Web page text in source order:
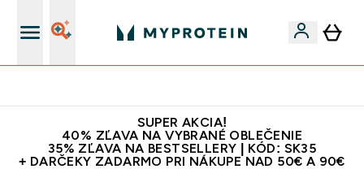
SUPER AKCIA!
40% ZĽAVA NA VYBRANÉ OBLEČENIE
35% ZĽAVA NA BESTSELLERY | KÓD: SK35
+ DARČEKY ZADARMO PRI NÁKUPE NAD 50€ A 90€